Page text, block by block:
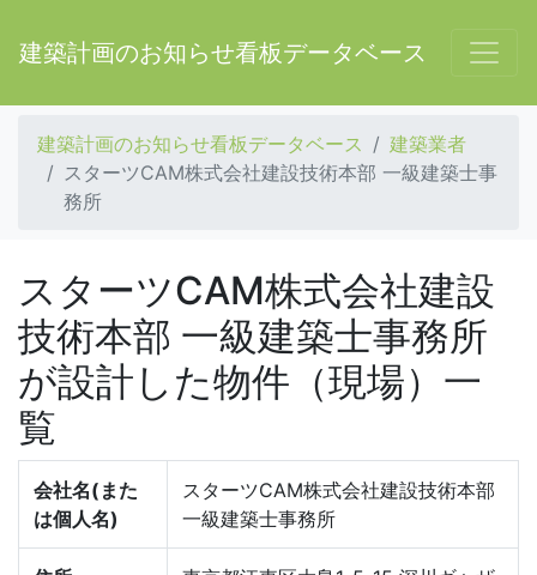
建築計画のお知らせ看板データベース
建築計画のお知らせ看板データベース
建築業者
スターツCAM株式会社建設技術本部 一級建築士事
務所
スターツCAM株式会社建設
技術本部 一級建築士事務所
が設計した物件（現場）一
覧
会社名(また
は個人名)
スターツCAM株式会社建設技術本部
一級建築士事務所